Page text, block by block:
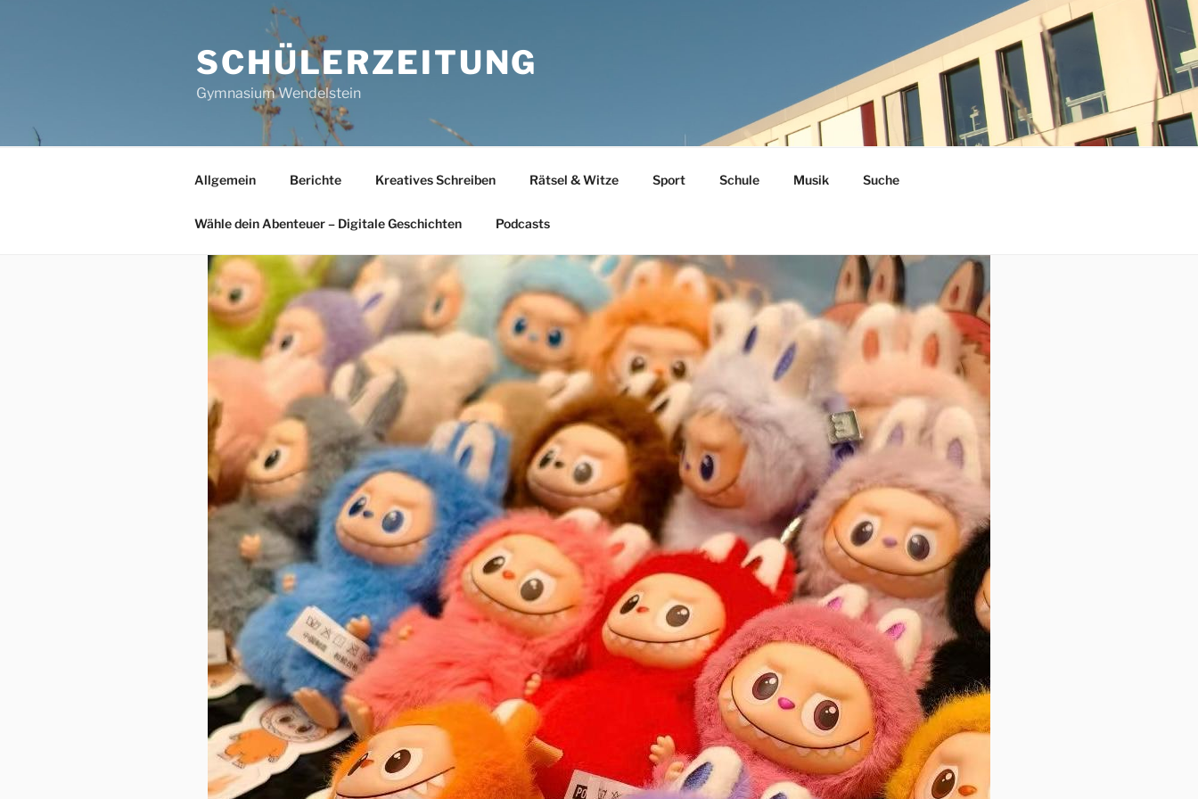
SCHÜLERZEITUNG
Gymnasium Wendelstein
Allgemein Berichte Kreatives Schreiben Rätsel & Witze Sport Schule Musik Suche
Wähle dein Abenteuer – Digitale Geschichten Podcasts